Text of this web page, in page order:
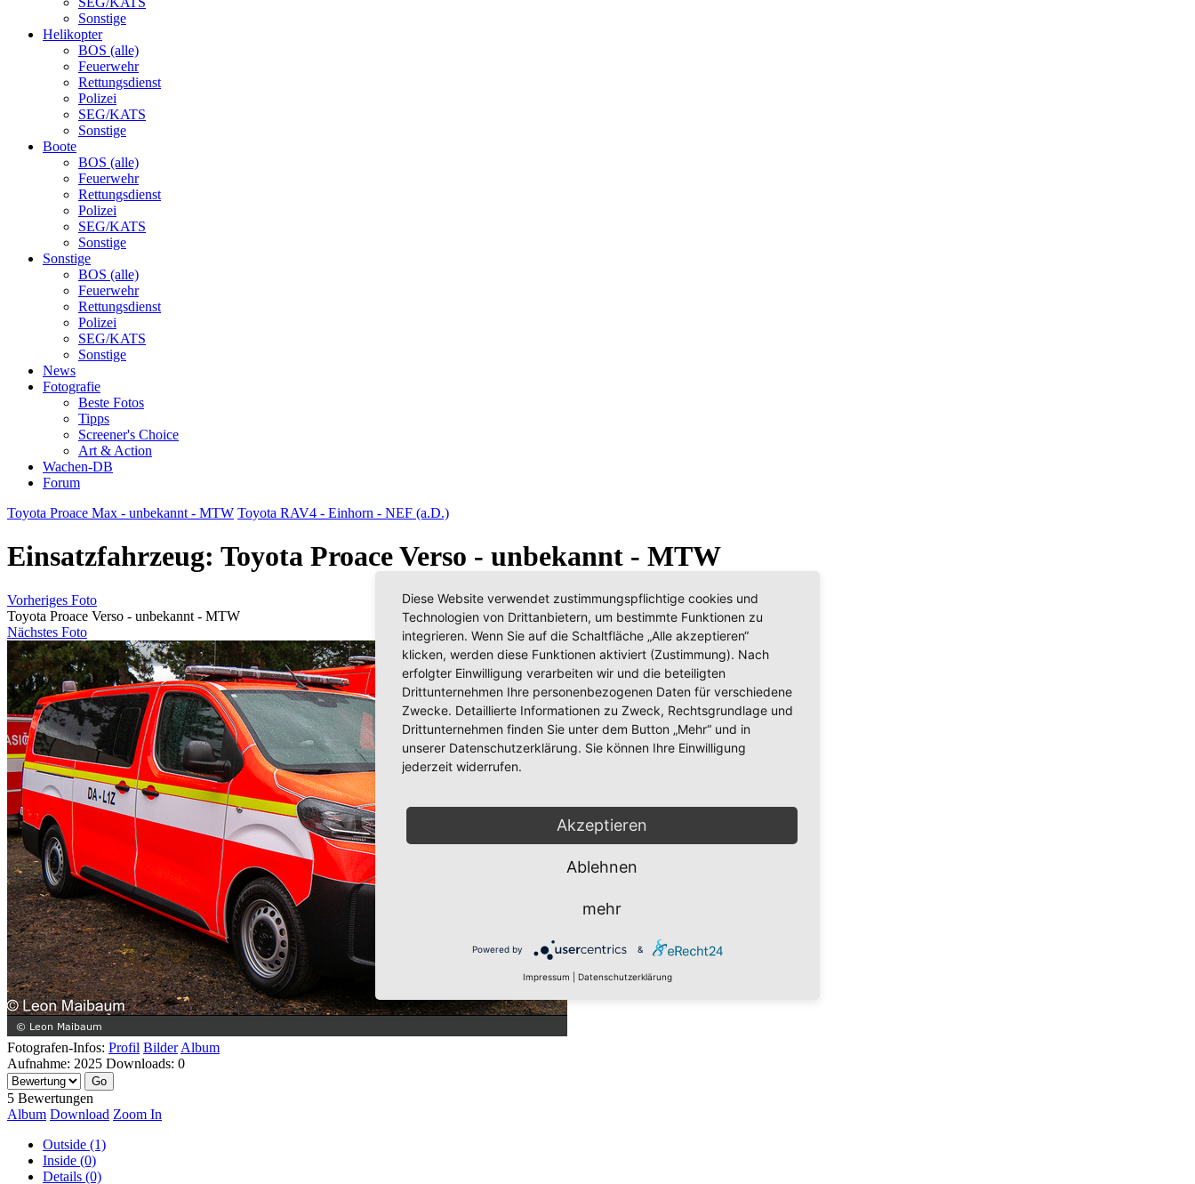
Sonstige
Helikopter
BOS (alle)
Feuerwehr
Rettungsdienst
Polizei
SEG/KATS
Sonstige
Boote
BOS (alle)
Feuerwehr
Rettungsdienst
Polizei
SEG/KATS
Sonstige
Sonstige
BOS (alle)
Feuerwehr
Rettungsdienst
Polizei
SEG/KATS
Sonstige
News
Fotografie
Beste Fotos
Tipps
Screener's Choice
Art & Action
Wachen-DB
Forum
Toyota Proace Max - unbekannt - MTW Toyota RAV4 - Einhorn - NEF (a.D.)
Einsatzfahrzeug: Toyota Proace Verso - unbekannt - MTW
Vorheriges Foto
Toyota Proace Verso - unbekannt - MTW
Nächstes Foto
Fotografen-Infos: Profil Bilder Album
Aufnahme: 2025 Downloads: 0
5 Bewertungen
Album Download Zoom In
Outside (1)
Inside (0)
Details (0)
Diese Website verwendet zustimmungspflichtige cookies und
Technologien von Drittanbietern, um bestimmte Funktionen zu
integrieren. Wenn Sie auf die Schaltfläche „Alle akzeptieren“
klicken, werden diese Funktionen aktiviert (Zustimmung). Nach
erfolgter Einwilligung verarbeiten wir und die beteiligten
Drittunternehmen Ihre personenbezogenen Daten für verschiedene
Zwecke. Detaillierte Informationen zu Zweck, Rechtsgrundlage und
Drittunternehmen finden Sie unter dem Button „Mehr“ und in
unserer Datenschutzerklärung. Sie können Ihre Einwilligung
jederzeit widerrufen.
Akzeptieren
Ablehnen
mehr
Powered by &
Impressum Datenschutzerklärung